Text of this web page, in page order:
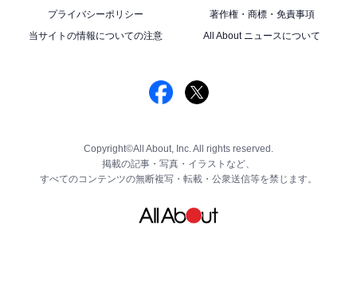
プライバシーポリシー
著作権・商標・免責事項
当サイトの情報についての注意
All About ニュースについて
Copyright©All About, Inc. All rights reserved.
掲載の記事・写真・イラストなど、
すべてのコンテンツの無断複写・転載・公衆送信等を禁じます。